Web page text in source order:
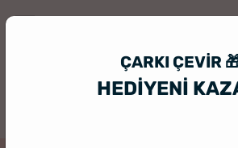
ÇARKI ÇEVIR
HEDİYENİ